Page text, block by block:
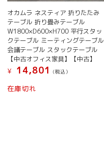
オカムラ ネスティア 折りたたみ
テーブル 折り畳みテーブル
W1800×D600×H700 平行スタッ
クテーブル ミーティングテーブル
会議テーブル スタックテーブル
【中古オフィス家具】【中古】
¥
14,801 (税込）
在庫切れ